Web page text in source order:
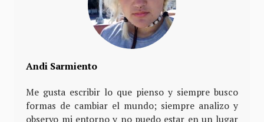
Andi Sarmiento
Me gusta escribir lo que pienso y siempre busco
formas de cambiar el mundo; siempre analizo y
observo mi entorno y no puedo estar en un lugar